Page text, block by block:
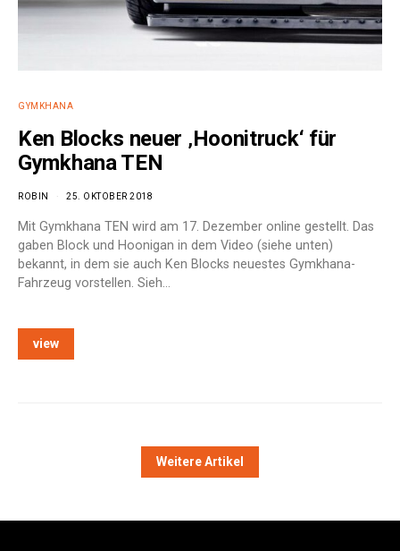
GYMKHANA
Ken Blocks neuer ‚Hoonitruck‘ für
Gymkhana TEN
ROBIN 25. OKTOBER 2018
Mit Gymkhana TEN wird am 17. Dezember online gestellt. Das
gaben Block und Hoonigan in dem Video (siehe unten)
bekannt, in dem sie auch Ken Blocks neuestes Gymkhana-
Fahrzeug vorstellen. Sieh…
view
Weitere Artikel